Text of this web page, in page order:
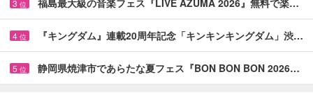
3 位
4 位 『キングダム』連載20周年記念「キンキンキングダム」渋…
5 位 静岡県焼津市であらたな夏フェス『BON BON BON 2026…